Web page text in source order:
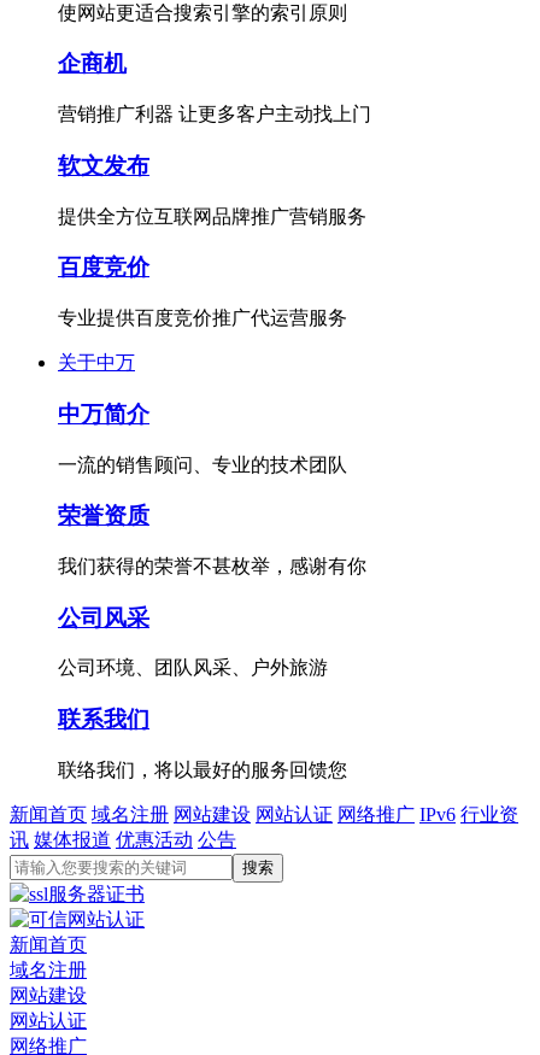
使网站更适合搜索引擎的索引原则
企商机
营销推广利器 让更多客户主动找上门
软文发布
提供全方位互联网品牌推广营销服务
百度竞价
专业提供百度竞价推广代运营服务
关于中万
中万简介
一流的销售顾问、专业的技术团队
荣誉资质
我们获得的荣誉不甚枚举，感谢有你
公司风采
公司环境、团队风采、户外旅游
联系我们
联络我们，将以最好的服务回馈您
新闻首页 域名注册 网站建设 网站认证 网络推广 IPv6 行业资
讯 媒体报道 优惠活动 公告
新闻首页
域名注册
网站建设
网站认证
网络推广